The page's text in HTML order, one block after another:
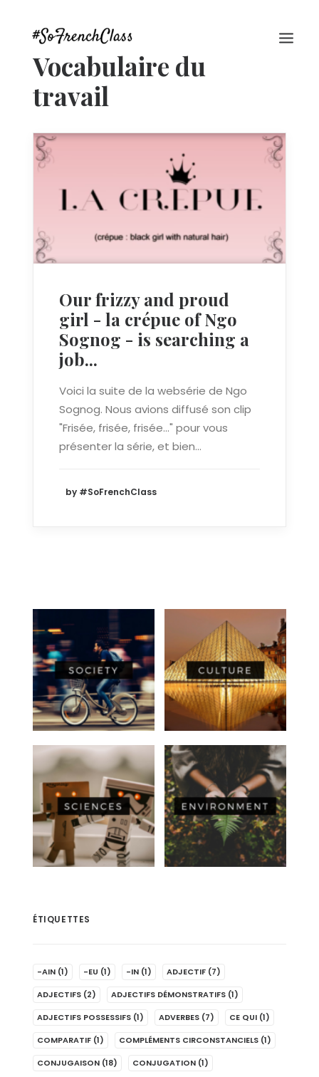
#SOFRENCHCLASS PRIVACY POLICY
Vocabulaire du
travail
Our frizzy and proud
girl - la crépue of Ngo
Sognog - is searching a
job...
Voici la suite de la websérie de Ngo
Sognog. Nous avions diffusé son clip
"Frisée, frisée, frisée..." pour vous
présenter la série, et bien…
by #SoFrenchClass
ÉTIQUETTES
-AIN (1) -EU (1) -IN (1) ADJECTIF (7)
ADJECTIFS (2) ADJECTIFS DÉMONSTRATIFS (1)
ADJECTIFS POSSESSIFS (1) ADVERBES (7) CE QUI (1)
COMPARATIF (1) COMPLÉMENTS CIRCONSTANCIELS (1)
CONJUGAISON (18) CONJUGATION (1)